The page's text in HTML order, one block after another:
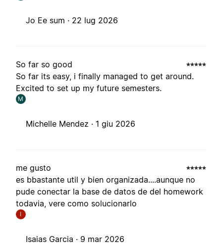
Jo Ee sum · 22 lug 2026
So far so good
So far its easy, i finally managed to get around.
Excited to set up my future semesters.
M
Michelle Mendez · 1 giu 2026
me gusto
es bbastante util y bien organizada....aunque no
pude conectar la base de datos de del homework
todavia, vere como solucionarlo
I
Isaias Garcia · 9 mar 2026